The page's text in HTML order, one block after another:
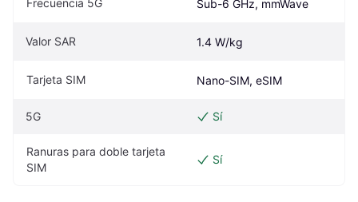
Frecuencia 5G Sub-6 GHz, mmWave
Valor SAR 1.4 W/kg
Tarjeta SIM Nano-SIM, eSIM
5G Sí
Ranuras para doble tarjeta
SIM
Sí